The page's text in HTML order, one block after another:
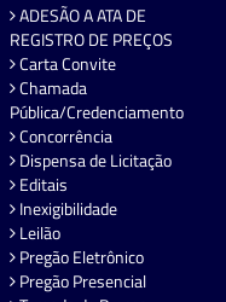
ADESÃO A ATA DE
REGISTRO DE PREÇOS
Carta Convite
Chamada
Pública/Credenciamento
Concorrência
Dispensa de Licitação
Editais
Inexigibilidade
Leilão
Pregão Eletrônico
Pregão Presencial